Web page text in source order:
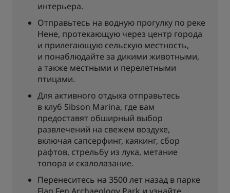
интерьера.
Отправьтесь на водную прогулку по реке
Нене, протекающую через центр города
и прилегающую сельскую местность,
и понаблюдайте за дикими животными,
а также местными и перелетными
птицами.
Для активного отдыха отправьтесь
в клуб Sibson Marina, где вам
предоставят обширный выбор
развлечений на свежем воздухе,
включая сапсерфинг, каякинг, сбор
рафтов, стрельбу из лука, метание
топора и скалолазание.
Перенеситесь на 3500 лет назад в парке